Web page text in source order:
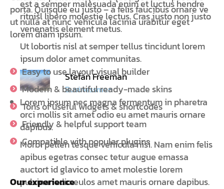
est a semper malesuada enim et luctus hendre
ritnisl libero molestie lectus. Cras justo non justo
venenatis element metus.
Ut lobortis nisl at semper tellus tincidunt lorem
ipsum dolor amet communitas.
Stefan Freeman
Businessman
Lorem ipsum nec magna fermentum in pharetra
orci mollis sit amet odio eu amet mauris ornare
dapibus.
Morbi pellen tesque vehicula nisi. Nam enim felis
apibus egetras consec tetur augue emassa
auctort id glavico to amet molestie lorem
pulvinar odio eulos amet mauris ornare dapibus.
porta. Quisque eu justo – a felis faucibus ornare ve
ut nulla at nunc vehicula lacinia urabitur eget
lorem diam ipsum.
Easy to use layout visual builder
Modern & beautiful ready-made skins
Tons of useful widgets & shortcodes
Friendly & helpful support team
Compatible with popular plugins
Our experience